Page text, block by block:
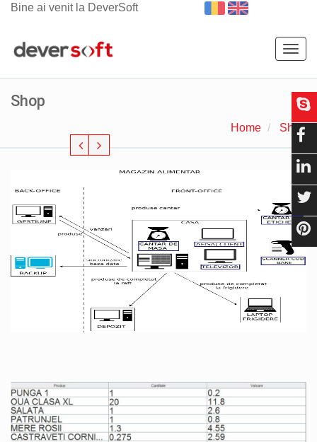
Bine ai venit la DeverSoft
Shop
Home Shop